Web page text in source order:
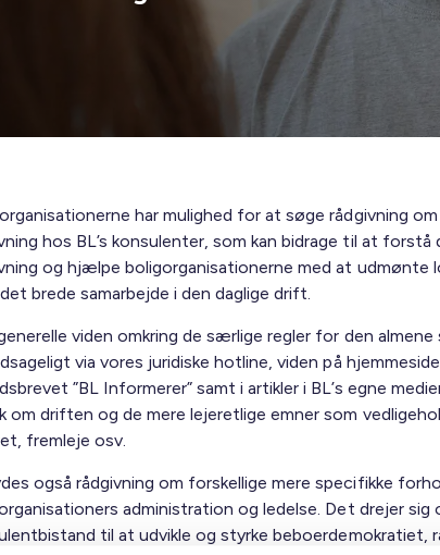
har mulighed for at søge rådgivning
hos BL’s konsulenter, som kan bidrage til at forstå
og hjælpe boligorganisationerne med at udmønte
brede samarbejde i den daglige drift.
viden omkring de særlige regler for den
via vores juridiske hotline, viden på
”BL Informerer” samt i artikler i BL’s egne
om driften og de mere lejeretlige emner som
fremleje osv.
også rådgivning om forskellige mere specifikke
administration og ledelse. Det drejer
til at udvikle og styrke beboerdemokratiet,